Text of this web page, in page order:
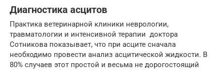
Диагностика асцитов
Практика ветеринарной клиники неврологии,
травматологии и интенсивной терапии доктора
Сотникова показывает, что при асците сначала
необходимо провести анализ асцитической жидкости. В
80% случаев этот простой и весьма не дорогостоящий